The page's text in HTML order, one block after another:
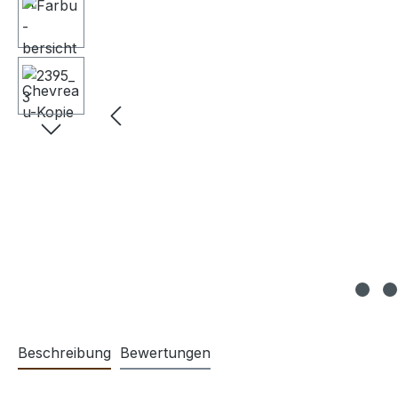
Beschreibung Bewertungen